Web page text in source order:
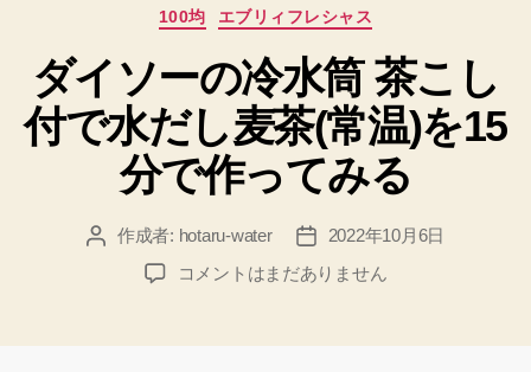
カ
ゴ
リ
ー
100均 エブリィフレシャス
ダイソーの冷水筒 茶こし
付で水だし麦茶(常温)を15
分で作ってみる
投 作成者: hotaru-water
投
稿
日
2022年10月6日
ダ
ー
コメントはまだありません